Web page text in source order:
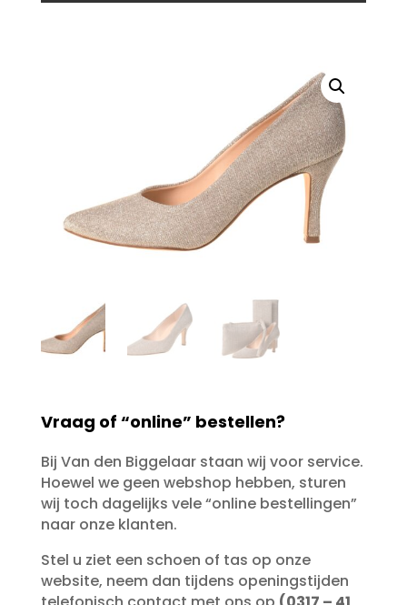
Vraag of “online” bestellen?
Bij Van den Biggelaar staan wij voor service.
Hoewel we geen webshop hebben, sturen
wij toch dagelijks vele “online bestellingen”
naar onze klanten.
Stel u ziet een schoen of tas op onze
website, neem dan tijdens openingstijden